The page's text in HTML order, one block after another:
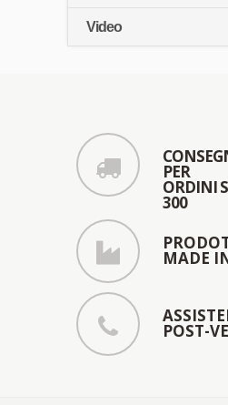
Video
PER
ORDINI
300
MADE
POST-